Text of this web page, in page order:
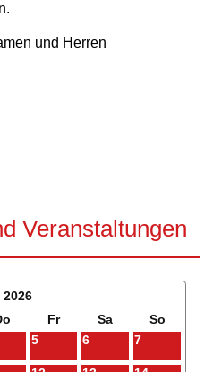
und Herren
Veranstaltungen
Fr Sa
So
5 6 7